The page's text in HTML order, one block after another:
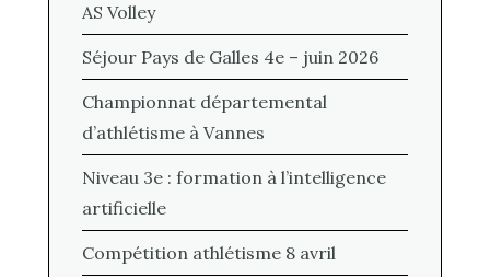
AS Volley
Séjour Pays de Galles 4e – juin 2026
Championnat départemental
d’athlétisme à Vannes
Niveau 3e : formation à l’intelligence
artificielle
Compétition athlétisme 8 avril